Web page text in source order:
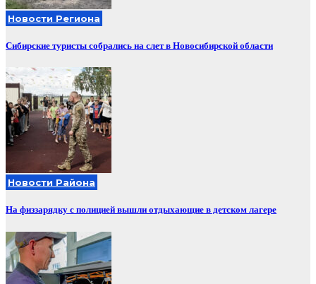
Новости Региона
Сибирские туристы собрались на слет в Новосибирской области
Новости Района
На физзарядку с полицией вышли отдыхающие в детском лагере